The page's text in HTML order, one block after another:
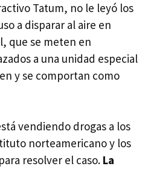
Tatum, no le leyó los
a disparar al aire en
que se meten en
a una unidad especial
y se comportan como
vendiendo drogas a los
norteamericano y los
resolver el caso. La